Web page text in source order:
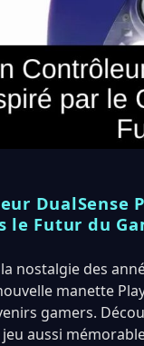
DualSense
le Futur du
nostalgie des
manette
gamers.
aussi